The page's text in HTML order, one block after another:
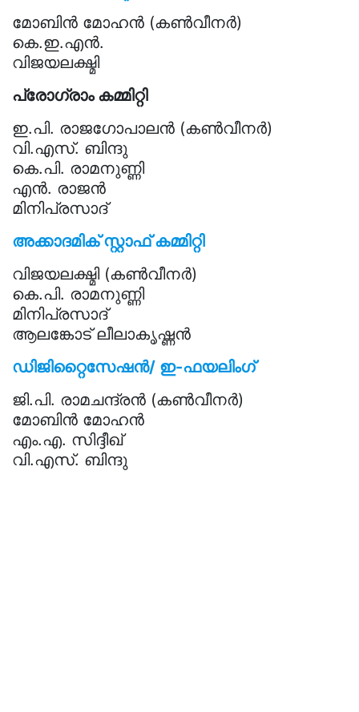
മോബിൻ മോഹൻ (കൺവീനർ)
കെ.ഇ.എൻ.
വിജയലക്ഷ്മി
പ്രോഗ്രാം കമ്മിറ്റി
ഇ.പി. രാജഗോപാലൻ (കൺവീനർ)
വി.എസ്. ബിന്ദു
കെ.പി. രാമനുണ്ണി
എൻ. രാജൻ
മിനിപ്രസാദ്
അക്കാദമിക് സ്റ്റാഫ് കമ്മിറ്റി
വിജയലക്ഷ്മി (കൺവീനർ)
കെ.പി. രാമനുണ്ണി
മിനിപ്രസാദ്
ആലങ്കോട് ലീലാകൃഷ്ണൻ
ഡിജിറ്റൈസേഷൻ/ ഇ-ഫയലിംഗ്
ജി.പി. രാമചന്ദ്രൻ (കൺവീനർ)
മോബിൻ മോഹൻ
എം.എ. സിദ്ദീഖ്
വി.എസ്. ബിന്ദു